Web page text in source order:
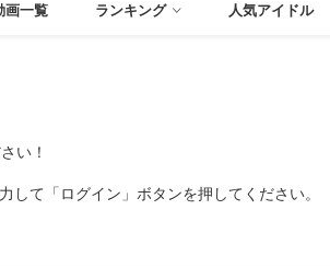
画一覧 ランキング 人気アイドル
い！
て「ログイン」ボタンを押してください。